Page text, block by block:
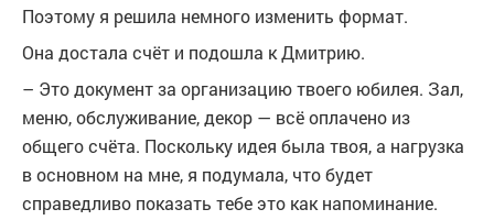
Поэтому я решила немного изменить формат.
Она достала счёт и подошла к Дмитрию.
– Это документ за организацию твоего юбилея. Зал,
меню, обслуживание, декор — всё оплачено из
общего счёта. Поскольку идея была твоя, а нагрузка
в основном на мне, я подумала, что будет
справедливо показать тебе это как напоминание.